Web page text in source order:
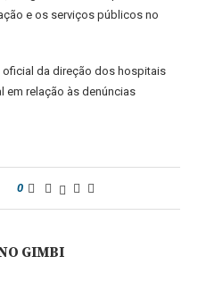
e os serviços públicos no
oficial da direção dos hospitais
em relação às denúncias
0
GIMBI